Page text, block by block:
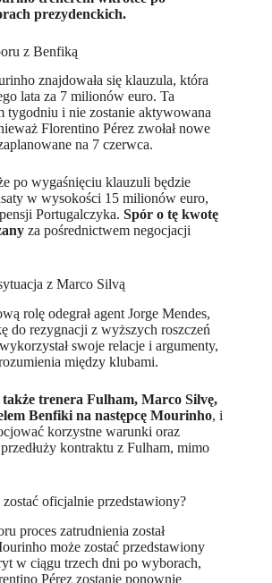
prezydenckich.
z Benfiką
znajdowała się klauzula, która
lata za 7 milionów euro. Ta
tygodniu i nie zostanie aktywowana
Florentino Pérez zwołał nowe
na 7 czerwca.
po wygaśnięciu klauzuli będzie
w wysokości 15 milionów euro,
Portugalczyka. Spór o tę kwotę
za pośrednictwem negocjacji
z Marco Silvą
rolę odegrał agent Jorge Mendes,
do rezygnacji z wyższych roszczeń
swoje relacje i argumenty,
między klubami.
trenera Fulham, Marco Silvę,
Benfiki na następcę Mourinho, i
korzystne warunki oraz
kontraktu z Fulham, mimo
oficjalnie przedstawiony?
proces zatrudnienia został
może zostać przedstawiony
w ciągu trzech dni po wyborach,
Pérez zostanie ponownie